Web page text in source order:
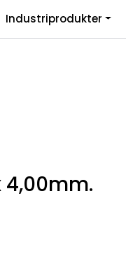
Favoritter
Industriprodukter
4,00mm.